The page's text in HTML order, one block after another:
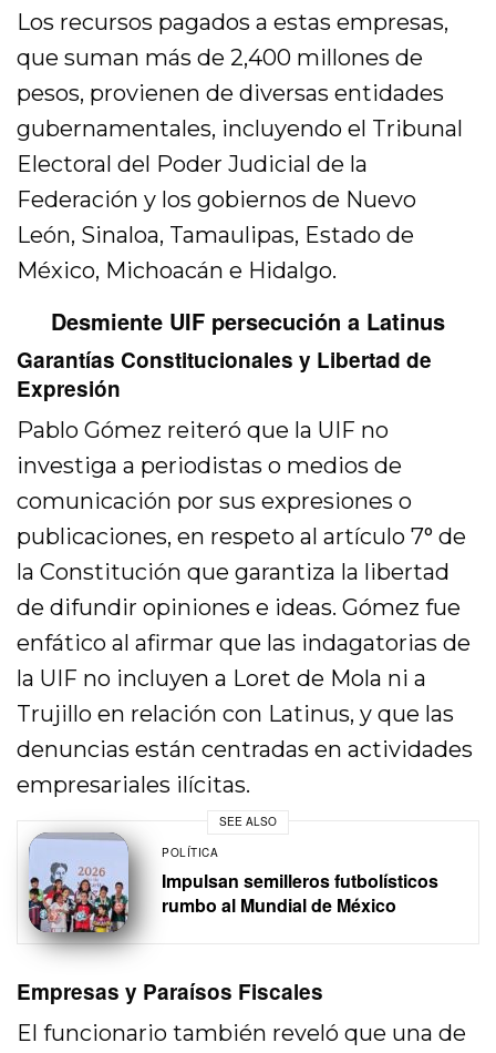
Los recursos pagados a estas empresas,
que suman más de 2,400 millones de
pesos, provienen de diversas entidades
gubernamentales, incluyendo el Tribunal
Electoral del Poder Judicial de la
Federación y los gobiernos de Nuevo
León, Sinaloa, Tamaulipas, Estado de
México, Michoacán e Hidalgo.
Desmiente UIF persecución a Latinus
Garantías Constitucionales y Libertad de
Expresión
Pablo Gómez reiteró que la UIF no
investiga a periodistas o medios de
comunicación por sus expresiones o
publicaciones, en respeto al artículo 7° de
la Constitución que garantiza la libertad
de difundir opiniones e ideas. Gómez fue
enfático al afirmar que las indagatorias de
la UIF no incluyen a Loret de Mola ni a
Trujillo en relación con Latinus, y que las
denuncias están centradas en actividades
empresariales ilícitas.
SEE ALSO
POLÍTICA
Impulsan semilleros futbolísticos
rumbo al Mundial de México
Empresas y Paraísos Fiscales
El funcionario también reveló que una de